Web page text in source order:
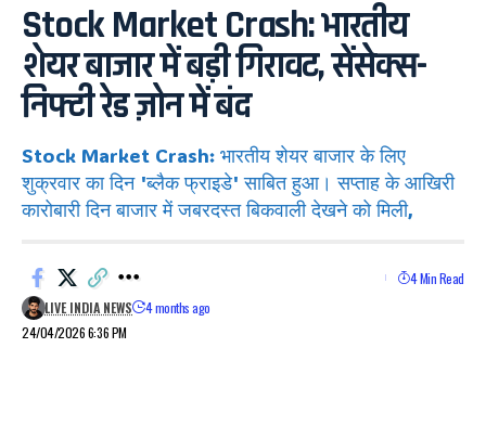
Stock Market Crash: भारतीय
शेयर बाजार में बड़ी गिरावट, सेंसेक्स-
निफ्टी रेड ज़ोन में बंद
Stock Market Crash: भारतीय शेयर बाजार के लिए
शुक्रवार का दिन 'ब्लैक फ्राइडे' साबित हुआ। सप्ताह के आखिरी
कारोबारी दिन बाजार में जबरदस्त बिकवाली देखने को मिली,
24/04/2026 6:36 PM
LIVE INDIA NEWS 4 months ago
4 Min Read